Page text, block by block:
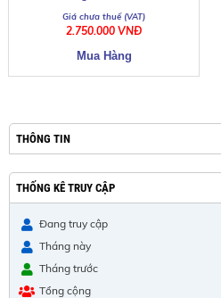
2.750.000 VNĐ
THÔNG TIN
THỐNG KÊ TRUY CẬP
Đang truy cập
Tháng này
Tháng trước
Tổng cộng